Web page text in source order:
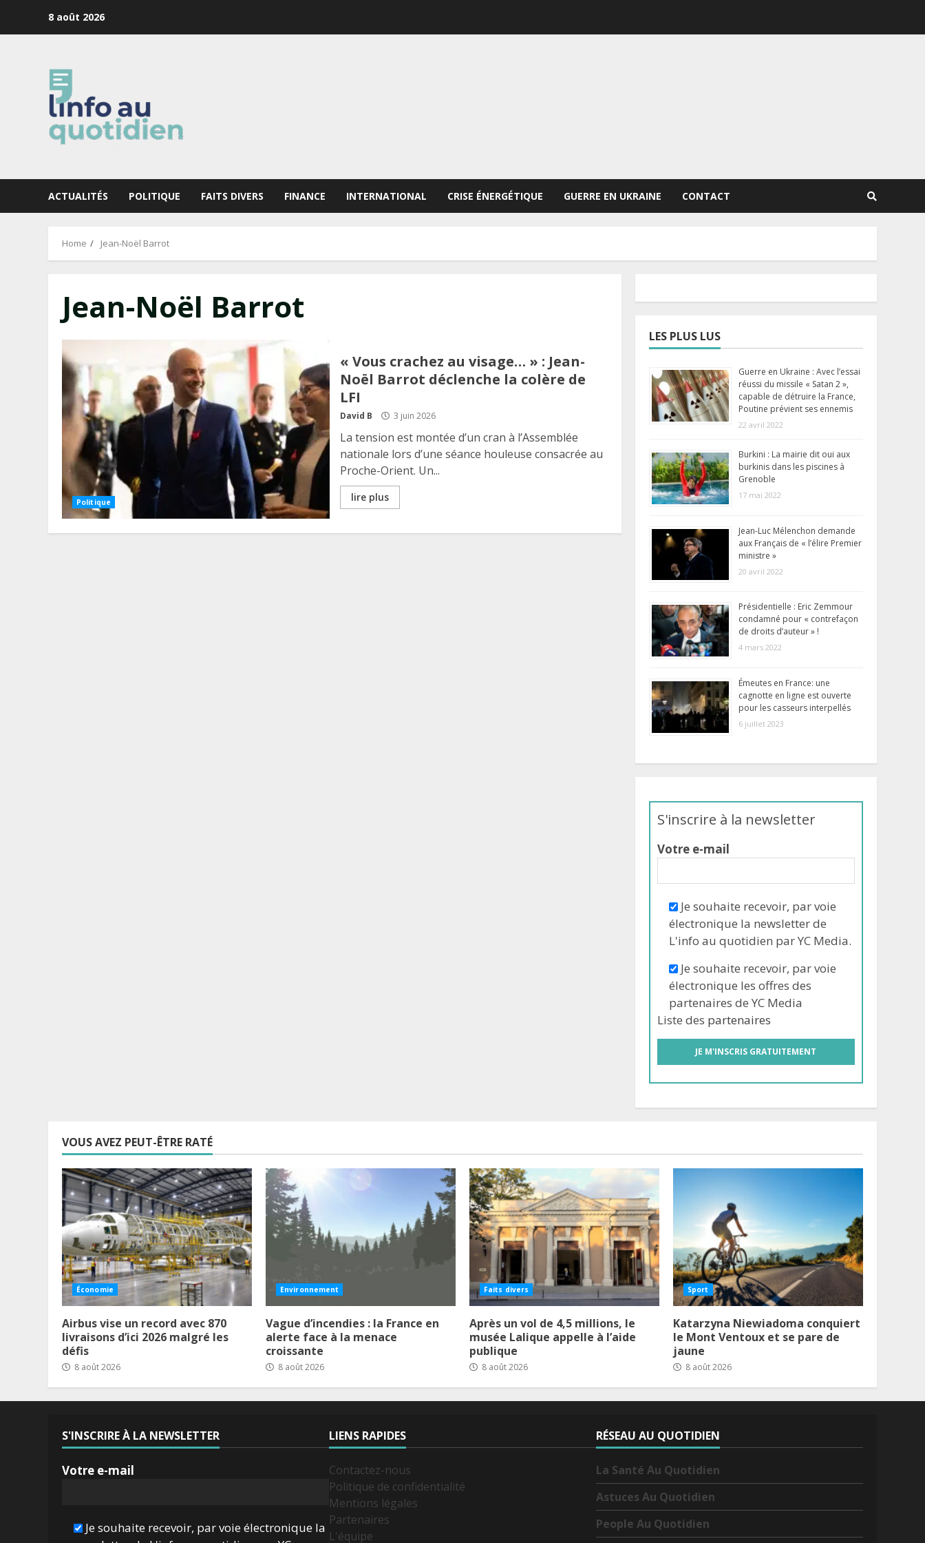
8 août 2026
ACTUALITÉS POLITIQUE FAITS DIVERS FINANCE INTERNATIONAL CRISE ÉNERGÉTIQUE GUERRE EN UKRAINE CONTACT
Home Jean-Noël Barrot
Jean-Noël Barrot
Politique
« Vous crachez au visage… » : Jean-
Noël Barrot déclenche la colère de
LFI
David B 3 juin 2026
La tension est montée d’un cran à l’Assemblée
nationale lors d’une séance houleuse consacrée au
Proche-Orient. Un...
lire plus
LES PLUS LUS
Guerre en Ukraine : Avec l’essai
réussi du missile « Satan 2 »,
capable de détruire la France,
Poutine prévient ses ennemis
22 avril 2022
Burkini : La mairie dit oui aux
burkinis dans les piscines à
Grenoble
17 mai 2022
Jean-Luc Mélenchon demande
aux Français de « l’élire Premier
ministre »
20 avril 2022
Présidentielle : Eric Zemmour
condamné pour « contrefaçon
de droits d’auteur » !
4 mars 2022
Émeutes en France: une
cagnotte en ligne est ouverte
pour les casseurs interpellés
6 juillet 2023
S'inscrire à la newsletter
Votre e-mail
Je souhaite recevoir, par voie
électronique la newsletter de
L'info au quotidien par YC Media.
Je souhaite recevoir, par voie
électronique les offres des
partenaires de YC Media
Liste des partenaires
VOUS AVEZ PEUT-ÊTRE RATÉ
Économie
Airbus vise un record avec 870
livraisons d’ici 2026 malgré les
défis
8 août 2026
Environnement
Vague d’incendies : la France en
alerte face à la menace
croissante
8 août 2026
Faits divers
Après un vol de 4,5 millions, le
musée Lalique appelle à l’aide
publique
8 août 2026
Sport
Katarzyna Niewiadoma conquiert
le Mont Ventoux et se pare de
jaune
8 août 2026
S'INSCRIRE À LA NEWSLETTER
Votre e-mail
Je souhaite recevoir, par voie électronique la
LIENS RAPIDES
Contactez-nous
Politique de confidentialité
Mentions légales
Partenaires
L'équipe
RÉSEAU AU QUOTIDIEN
La Santé Au Quotidien
Astuces Au Quotidien
People Au Quotidien